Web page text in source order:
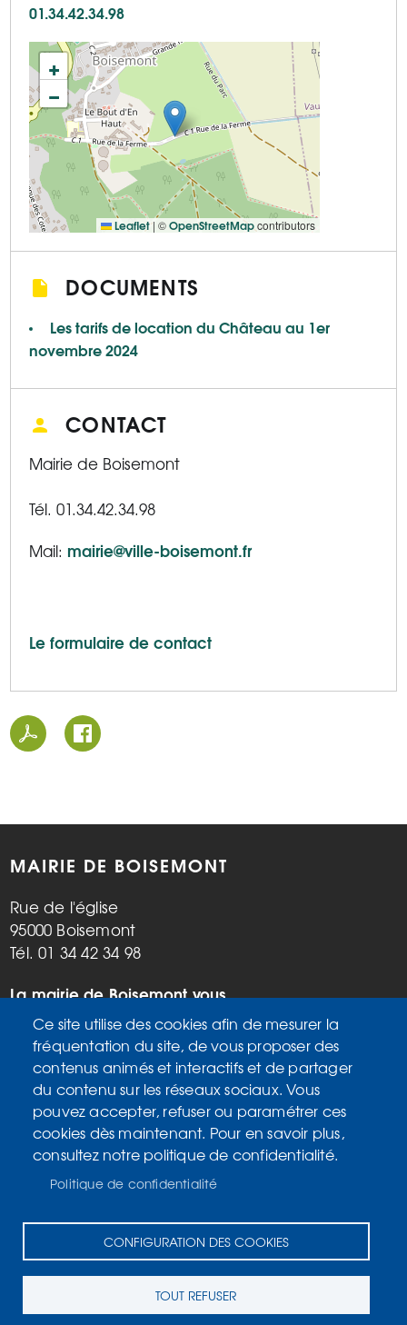
01.34.42.34.98
+
−
Leaflet | ©OpenStreetMapcontributors
DOCUMENTS
Les tarifs de location du Château au 1er
novembre 2024
CONTACT
Mairie de Boisemont
Tél. 01.34.42.34.98
Mail: mairie@ville-boisemont.fr
Le formulaire de contact
MAIRIE DE BOISEMONT
Rue de l'église
95000 Boisemont
Tél. 01 34 42 34 98
La mairie de Boisemont vous
accueille :
Mardi, vendredi de 9h à 12h et de
14h à 17h
Mercredi de 14h à 17h
Samedi de 9h à 12h
MENU
PIED
Accueil
Plan du site
Données personnelles
Accessibilité : Non conforme
Contact
Ce site utilise des cookies afin de mesurer la
fréquentation du site, de vous proposer des
contenus animés et interactifs et de partager
du contenu sur les réseaux sociaux. Vous
pouvez accepter, refuser ou paramétrer ces
cookies dès maintenant. Pour en savoir plus,
consultez notre politique de confidentialité.
Politique de confidentialité
CONFIGURATION DES COOKIES
TOUT REFUSER